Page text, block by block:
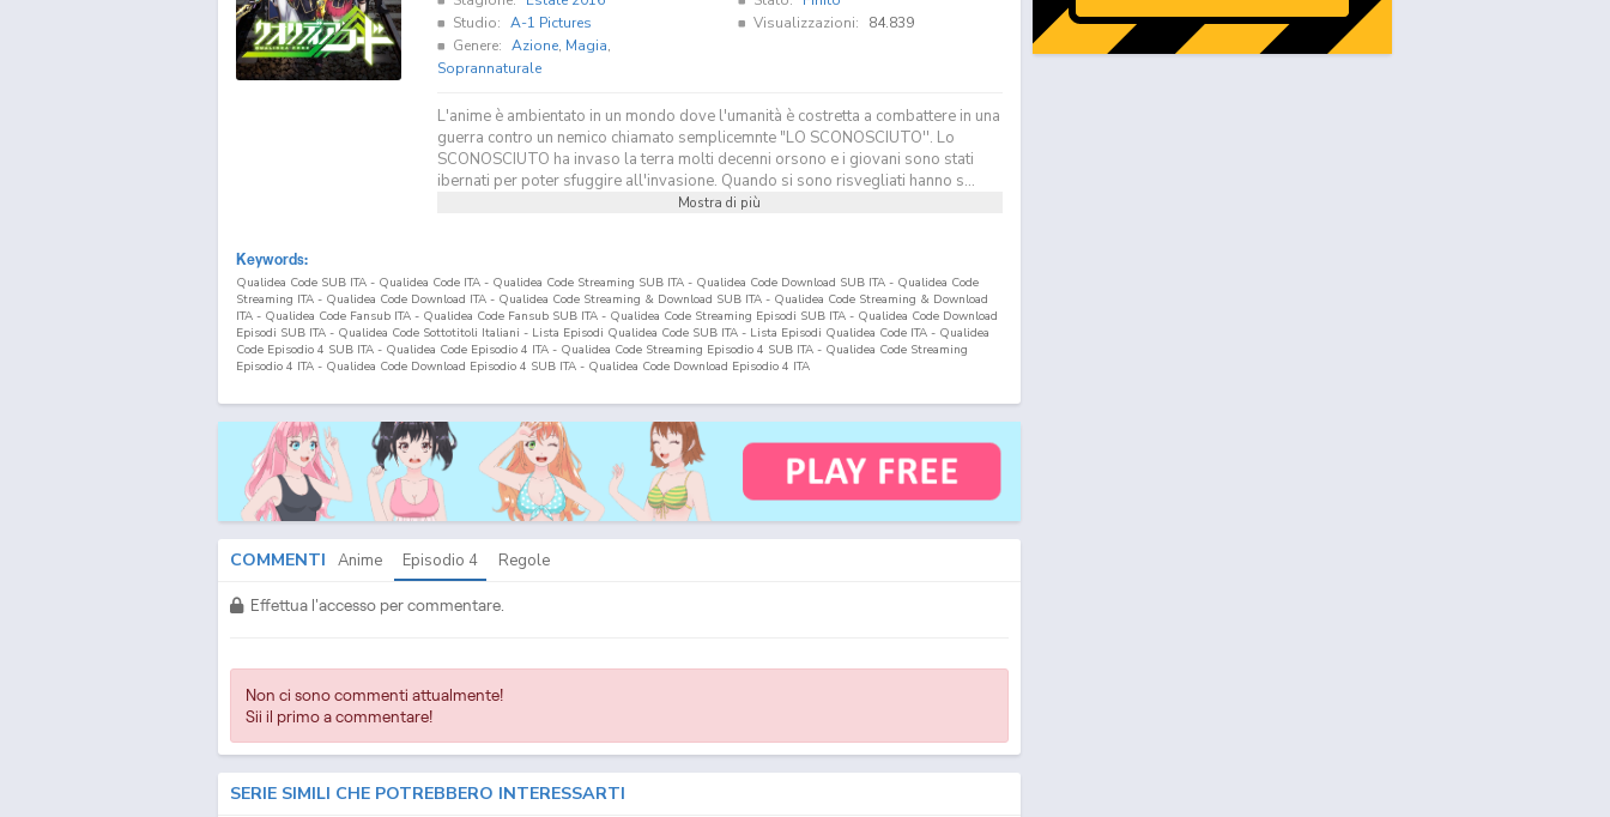
Studio: A-1 Pictures
Genere: Azione, Magia,
Soprannaturale
Visualizzazioni:
84.839
L'anime è ambientato in un mondo dove l'umanità è costretta a combattere in una
guerra contro un nemico chiamato semplicemnte "LO SCONOSCIUTO''. Lo
SCONOSCIUTO ha invaso la terra molti decenni orsono e i giovani sono stati
ibernati per poter sfuggire all'invasione. Quando si sono risvegliati hanno s...
Mostra di più
Keywords:
Qualidea Code SUB ITA - Qualidea Code ITA - Qualidea Code Streaming SUB ITA - Qualidea Code Download SUB ITA - Qualidea Code
Streaming ITA - Qualidea Code Download ITA - Qualidea Code Streaming & Download SUB ITA - Qualidea Code Streaming & Download
ITA - Qualidea Code Fansub ITA - Qualidea Code Fansub SUB ITA - Qualidea Code Streaming Episodi SUB ITA - Qualidea Code Download
Episodi SUB ITA - Qualidea Code Sottotitoli Italiani - Lista Episodi Qualidea Code SUB ITA - Lista Episodi Qualidea Code ITA - Qualidea
Code Episodio 4 SUB ITA - Qualidea Code Episodio 4 ITA - Qualidea Code Streaming Episodio 4 SUB ITA - Qualidea Code Streaming
Episodio 4 ITA - Qualidea Code Download Episodio 4 SUB ITA - Qualidea Code Download Episodio 4 ITA
COMMENTI Anime Episodio 4 Regole
Effettua l'accesso per commentare.
Non ci sono commenti attualmente!
Sii il primo a commentare!
SERIE SIMILI CHE POTREBBERO INTERESSARTI